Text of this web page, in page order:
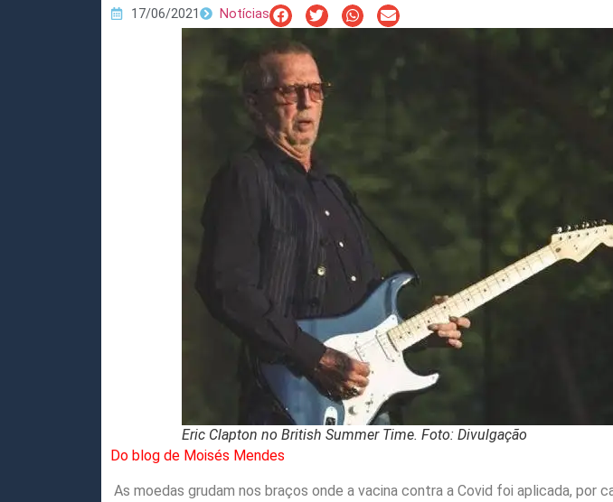
17/06/2021 Notícias
Eric Clapton no British Summer Time. Foto: Divulgação
Do blog de Moisés Mendes
As moedas grudam nos braços onde a vacina contra a Covid foi aplicada, por